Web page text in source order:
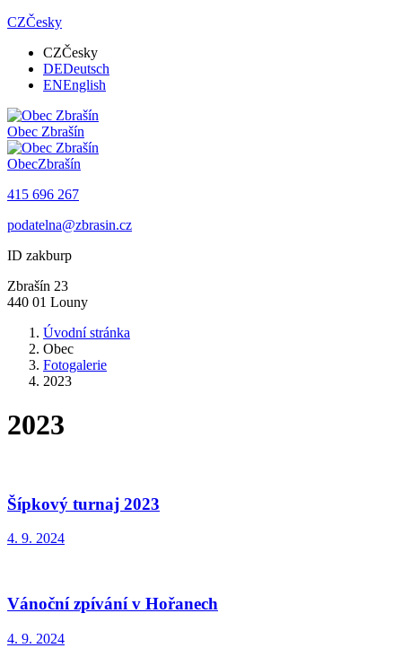
CZČesky
CZČesky
DEDeutsch
ENEnglish
Obec Zbrašín
ObecZbrašín
415 696 267
podatelna@zbrasin.cz
ID zakburp
Zbrašín 23
440 01 Louny
Úvodní stránka
Obec
Fotogalerie
2023
2023
Šípkový turnaj 2023
4. 9. 2024
Vánoční zpívání v Hořanech
4. 9. 2024